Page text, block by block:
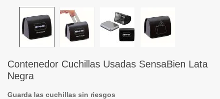
Contenedor Cuchillas Usadas SensaBien Lata
Negra
Guarda las cuchillas sin riesgos